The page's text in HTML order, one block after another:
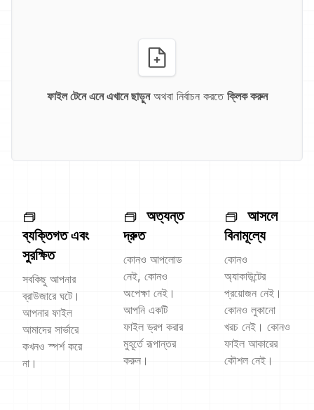
ফাইল টেনে এনে এখানে ছাড়ুনঅথবা নির্বাচন করতে ক্লিক করুন
ব্যক্তিগত এবং
সুরক্ষিত
সবকিছু আপনার
ব্রাউজারে ঘটে।
আপনার ফাইল
আমাদের সার্ভারে
কখনও স্পর্শ করে
না।
অত্যন্ত
দ্রুত
কোনও আপলোড
নেই, কোনও
অপেক্ষা নেই।
আপনি একটি
ফাইল ড্রপ করার
মুহূর্তে রূপান্তর
করুন।
আসলে
বিনামূল্যে
কোনও
অ্যাকাউন্টের
প্রয়োজন নেই।
কোনও লুকানো
খরচ নেই। কোনও
ফাইল আকারের
কৌশল নেই।